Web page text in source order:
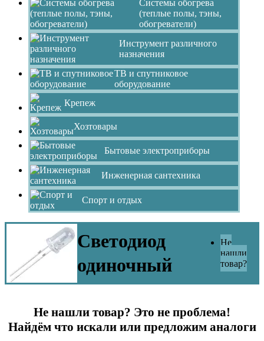
Системы обогрева
(теплые полы, тэны,
обогреватели)
Инструмент различного
назначения
ТВ и спутниковое
оборудование
Крепеж
Хозтовары
Бытовые электроприборы
Инженерная сантехника
Спорт и отдых
Светодиод
одиночный
Не
нашли
товар?
Не нашли товар? Это не проблема!
Найдём что искали или предложим аналоги